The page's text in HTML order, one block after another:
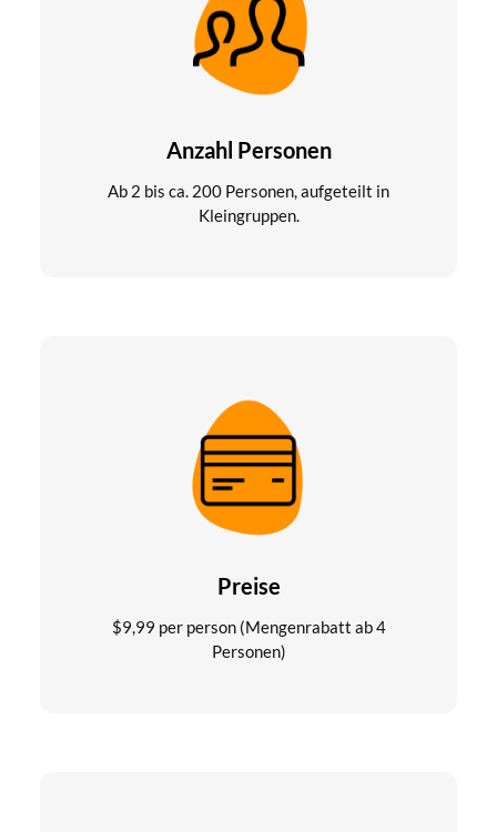
Anzahl Personen
Ab 2 bis ca. 200 Personen, aufgeteilt in
Kleingruppen.
Preise
$9,99 per person (Mengenrabatt ab 4
Personen)